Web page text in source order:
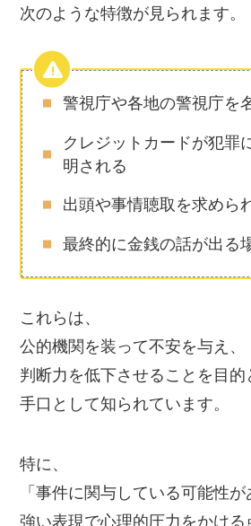
次のような特徴が見られます。
警視庁や各地の警視庁を
クレジットカードが犯罪
明される
出頭や事情聴取を求めら
最終的に金銭の話が出る
これらは、
公的機関を装って不安を与え、
判断力を低下させることを目的
手口として知られています。
特に、
「事件に関与している可能性
強い表現で心理的圧力をかける